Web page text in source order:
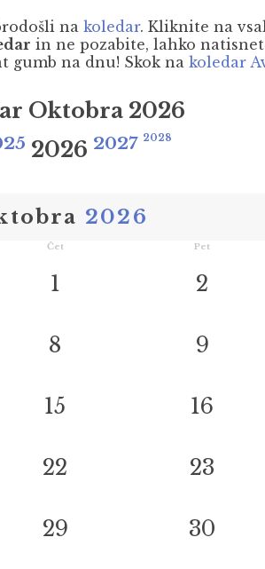
na koledar. Kliknite na
in ne pozabite, lahko
gumb na dnu! Skok na koledar
Oktobra 2026
2026 2027 2028
2026
Čet Pet
1 2
8 9
15 16
22 23
29 30